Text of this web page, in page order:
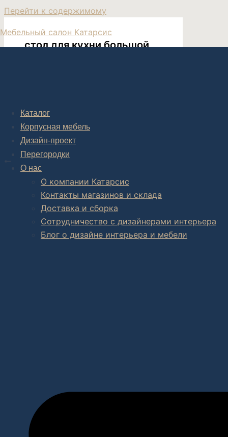
Перейти к содержимому
Мебельный салон Катарсис
Каталог
Корпусная мебель
Дизайн-проект
Перегородки
О нас
О компании Катарсис
Контакты магазинов и склада
Доставка и сборка
Сотрудничество с дизайнерами интерьера
Блог о дизайне интерьера и мебели
стол для кухни большой
Post navigation
НАЗАД
Обеденный стол Solidian
Комплексное обустройство интерьера: замер, подготовка
интернет магазине дизайнерской